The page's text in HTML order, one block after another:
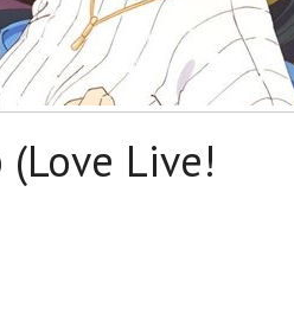
(Love Live!